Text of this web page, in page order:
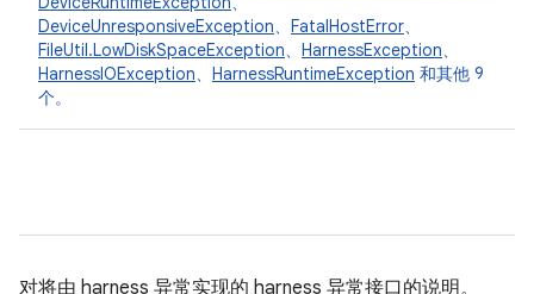
DeviceUnresponsiveException、 FatalHostError、
FileUtil.LowDiskSpaceException、 HarnessException、
HarnessIOException、 HarnessRuntimeException 和其他 9
个。
对将由 harness 异常实现的 harness 异常接口的说明。